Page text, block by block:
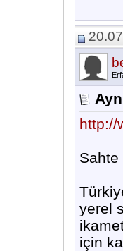
http://
Sahte
yerel
için